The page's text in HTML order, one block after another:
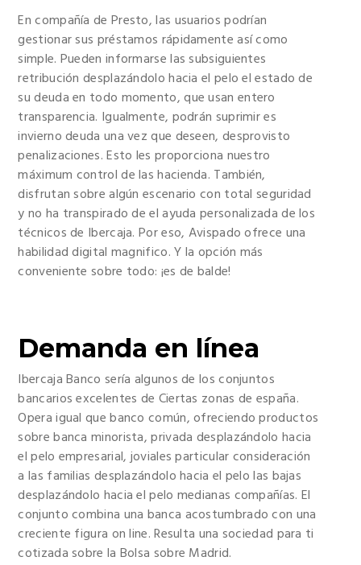
En compañía de Presto, las usuarios podrían
gestionar sus préstamos rápidamente así­ como
simple. Pueden informarse las subsiguientes
retribución desplazándolo hacia el pelo el estado de
su deuda en todo momento, que usan entero
transparencia. Igualmente, podrán suprimir es
invierno deuda una vez que deseen, desprovisto
penalizaciones. Esto les proporciona nuestro
máximum control de las hacienda. También,
disfrutan sobre algún escenario con total seguridad
y no ha transpirado de el ayuda personalizada de los
técnicos de Ibercaja. Por eso, Avispado ofrece una
habilidad digital magnifico. Y la opción más
conveniente sobre todo: ¡es de balde!
Demanda en línea
Ibercaja Banco serí­a algunos de los conjuntos
bancarios excelentes de Ciertas zonas de españa.
Opera igual que banco común, ofreciendo productos
sobre banca minorista, privada desplazándolo hacia
el pelo empresarial, joviales particular consideración
a las familias desplazándolo hacia el pelo las bajas
desplazándolo hacia el pelo medianas compañías. El
conjunto combina una banca acostumbrado con una
creciente figura on line. Resulta una sociedad para ti
cotizada sobre la Bolsa sobre Madrid.